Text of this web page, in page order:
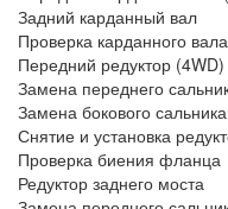
Задний карданный вал
Проверка карданного
Передний редуктор
Замена переднего
Замена бокового
Снятие и установка
Проверка биения
Редуктор заднего